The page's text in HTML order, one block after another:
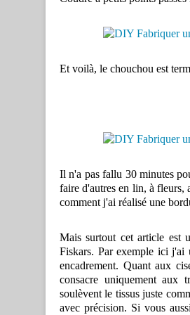
Et voilà, le chouchou est
Il n'a pas fallu 30 minutes
faire d'autres en lin, à fleurs,
comment j'ai réalisé une
Mais surtout cet article est
Fiskars. Par exemple ici j'ai
encadrement. Quant aux
consacre uniquement aux
soulèvent le tissus juste
avec précision. Si vous